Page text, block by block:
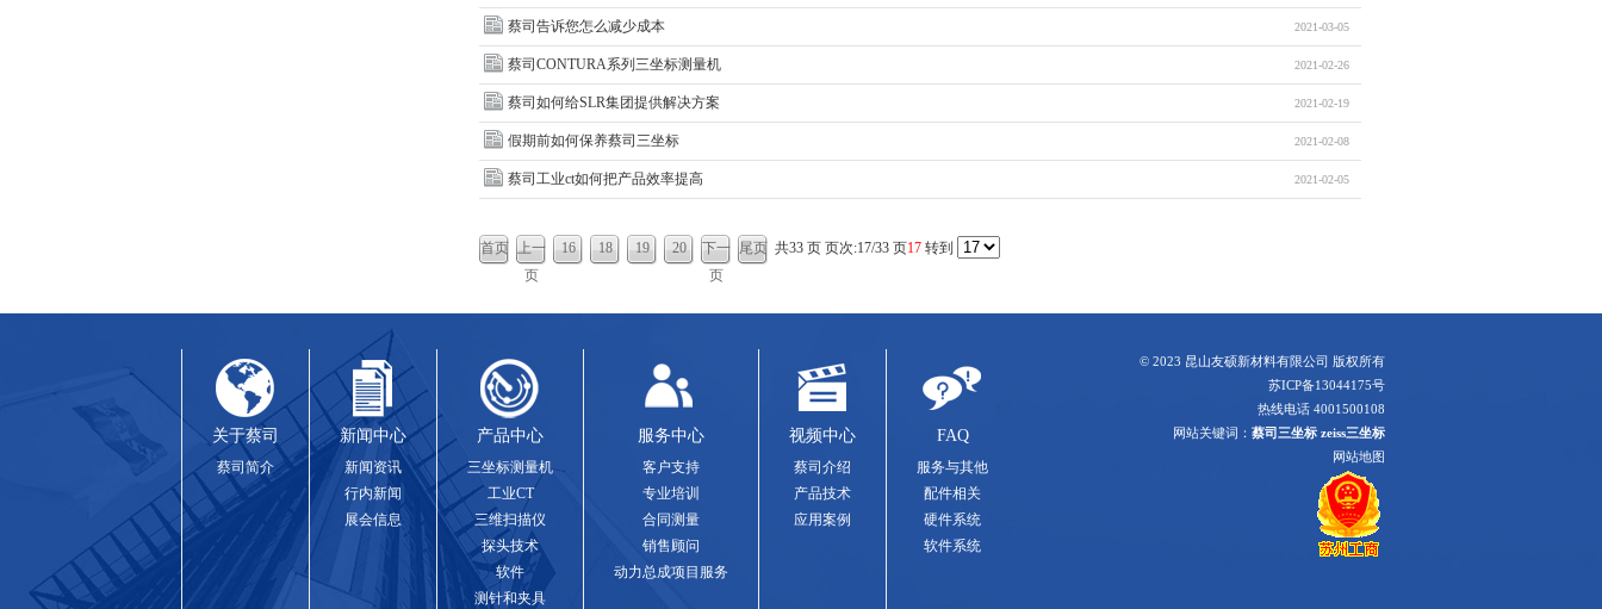
蔡司告诉您怎么减少成本 2021-03-05
蔡司CONTURA系列三坐标测量机 2021-02-26
蔡司如何给SLR集团提供解决方案 2021-02-19
假期前如何保养蔡司三坐标 2021-02-08
蔡司工业ct如何把产品效率提高 2021-02-05
共33 页 页次:17/33 页
首页 上一
页
16 17
18 19 20
下一
页
尾页 转到
关于蔡司
蔡司简介
新闻中心
新闻资讯
行内新闻
展会信息
产品中心
三坐标测量机
工业CT
三维扫描仪
探头技术
软件
测针和夹具
服务中心
客户支持
专业培训
合同测量
销售顾问
动力总成项目服务
视频中心
蔡司介绍
产品技术
应用案例
FAQ
服务与其他
配件相关
硬件系统
软件系统
© 2023 昆山友硕新材料有限公司 版权所有
苏ICP备13044175号
热线电话 4001500108
网站关键词： 蔡司三坐标 zeiss三坐标
网站地图